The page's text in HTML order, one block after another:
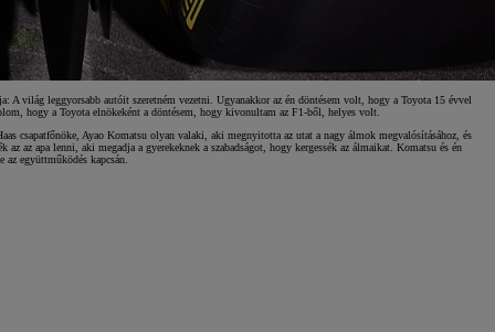
világ leggyorsabb autóit szeretném vezetni. Ugyanakkor az én döntésem volt, hogy a Toyota 15 évvel
hogy a Toyota elnökeként a döntésem, hogy kivonultam az F1-ből, helyes volt.
csapatfőnöke, Ayao Komatsu olyan valaki, aki megnyitotta az utat a nagy álmok megvalósításához, és
az apa lenni, aki megadja a gyerekeknek a szabadságot, hogy kergessék az álmaikat. Komatsu és én
együttműködés kapcsán.